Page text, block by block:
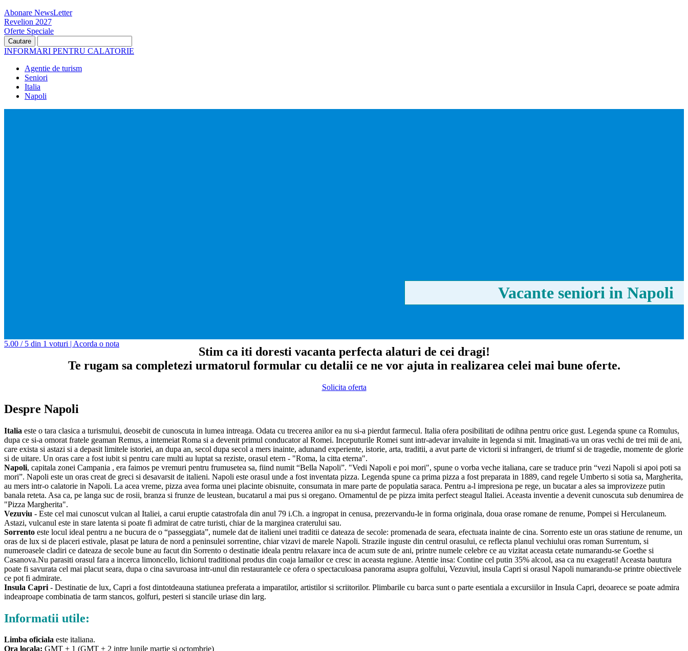
Abonare NewsLetter
Revelion 2027
Oferte Speciale
INFORMARI PENTRU CALATORIE
Agentie de turism
Seniori
Italia
Napoli
Vacante seniori in Napoli
5.00 / 5 din 1 voturi | Acorda o nota
Stim ca iti doresti vacanta perfecta alaturi de cei dragi!
Te rugam sa completezi urmatorul formular cu detalii ce ne vor ajuta in realizarea celei mai bune oferte.
Solicita oferta
Despre Napoli
Italia este o tara clasica a turismului, deosebit de cunoscuta in lumea intreaga. Odata cu trecerea anilor ea nu si-a pierdut farmecul. Italia ofera posibilitati de odihna pentru orice gust. Legenda spune ca Romulus,
dupa ce si-a omorat fratele geaman Remus, a intemeiat Roma si a devenit primul conducator al Romei. Inceputurile Romei sunt intr-adevar invaluite in legenda si mit. Imaginati-va un oras vechi de trei mii de ani,
care exista si astazi si a depasit limitele istoriei, an dupa an, secol dupa secol a mers inainte, adunand experiente, istorie, arta, traditii, a avut parte de victorii si infrangeri, de triumf si de tragedie, momente de glorie
si de uitare. Un oras care a fost iubit si pentru care multi au luptat sa reziste, orasul etern - "Roma, la citta eterna".
Napoli, capitala zonei Campania , era faimos pe vremuri pentru frumusetea sa, fiind numit “Bella Napoli”. "Vedi Napoli e poi mori", spune o vorba veche italiana, care se traduce prin “vezi Napoli si apoi poti sa
mori”. Napoli este un oras creat de greci si desavarsit de italieni. Napoli este orasul unde a fost inventata pizza. Legenda spune ca prima pizza a fost preparata in 1889, cand regele Umberto si sotia sa, Margherita,
au mers intr-o calatorie in Napoli. La acea vreme, pizza avea forma unei placinte obisnuite, consumata in mare parte de populatia saraca. Pentru a-l impresiona pe rege, un bucatar a ales sa improvizeze putin
banala reteta. Asa ca, pe langa suc de rosii, branza si frunze de leustean, bucatarul a mai pus si oregano. Ornamentul de pe pizza imita perfect steagul Italiei. Aceasta inventie a devenit cunoscuta sub denumirea de
"Pizza Margherita".
Vezuviu - Este cel mai cunoscut vulcan al Italiei, a carui eruptie catastrofala din anul 79 i.Ch. a ingropat in cenusa, prezervandu-le in forma originala, doua orase romane de renume, Pompei si Herculaneum.
Astazi, vulcanul este in stare latenta si poate fi admirat de catre turisti, chiar de la marginea craterului sau.
Sorrento este locul ideal pentru a ne bucura de o “passeggiata”, numele dat de italieni unei traditii ce dateaza de secole: promenada de seara, efectuata inainte de cina. Sorrento este un oras statiune de renume, un
oras de lux si de placeri estivale, plasat pe latura de nord a peninsulei sorrentine, chiar vizavi de marele Napoli. Strazile inguste din centrul orasului, ce reflecta planul vechiului oras roman Surrentum, si
numeroasele cladiri ce dateaza de secole bune au facut din Sorrento o destinatie ideala pentru relaxare inca de acum sute de ani, printre numele celebre ce au vizitat aceasta cetate numarandu-se Goethe si
Casanova.Nu parasiti orasul fara a incerca limoncello, lichiorul traditional produs din coaja lamailor ce cresc in aceasta regiune. Atentie insa: Contine cel putin 35% alcool, asa ca nu exagerati! Aceasta bautura
poate fi savurata cel mai placut seara, dupa o cina savuroasa intr-unul din restaurantele ce ofera o spectaculoasa panorama asupra golfului, Vezuviul, insula Capri si orasul Napoli numarandu-se printre obiectivele
ce pot fi admirate.
Insula Capri - Destinatie de lux, Capri a fost dintotdeauna statiunea preferata a imparatilor, artistilor si scriitorilor. Plimbarile cu barca sunt o parte esentiala a excursiilor in Insula Capri, deoarece se poate admira
indeaproape combinatia de tarm stancos, golfuri, pesteri si stancile uriase din larg.
Informatii utile:
Limba oficiala este italiana.
Ora locala: GMT + 1 (GMT + 2 intre lunile martie si octombrie)